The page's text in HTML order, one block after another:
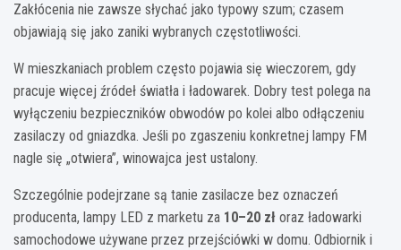
Zakłócenia nie zawsze słychać jako typowy szum; czasem
objawiają się jako zaniki wybranych częstotliwości.
W mieszkaniach problem często pojawia się wieczorem, gdy
pracuje więcej źródeł światła i ładowarek. Dobry test polega na
wyłączeniu bezpieczników obwodów po kolei albo odłączeniu
zasilaczy od gniazdka. Jeśli po zgaszeniu konkretnej lampy FM
nagle się „otwiera”, winowajca jest ustalony.
Szczególnie podejrzane są tanie zasilacze bez oznaczeń
producenta, lampy LED z marketu za 10–20 zł oraz ładowarki
samochodowe używane przez przejściówki w domu. Odbiornik i